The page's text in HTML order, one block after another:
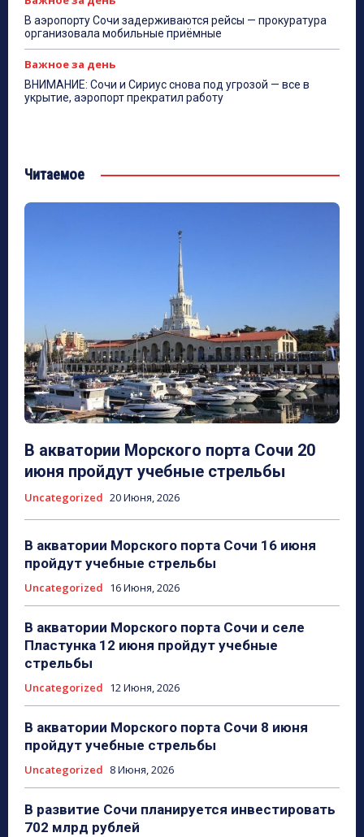
В аэропорту Сочи задерживаются рейсы — прокуратура
организовала мобильные приёмные
Важное за день
ВНИМАНИЕ: Сочи и Сириус снова под угрозой — все в
укрытие, аэропорт прекратил работу
Читаемое
В акватории Морского порта Сочи 20
июня пройдут учебные стрельбы
Uncategorized 20 Июня, 2026
В акватории Морского порта Сочи 16 июня
пройдут учебные стрельбы
Uncategorized 16 Июня, 2026
В акватории Морского порта Сочи и селе
Пластунка 12 июня пройдут учебные
стрельбы
Uncategorized 12 Июня, 2026
В акватории Морского порта Сочи 8 июня
пройдут учебные стрельбы
Uncategorized 8 Июня, 2026
В развитие Сочи планируется инвестировать
702 млрд рублей